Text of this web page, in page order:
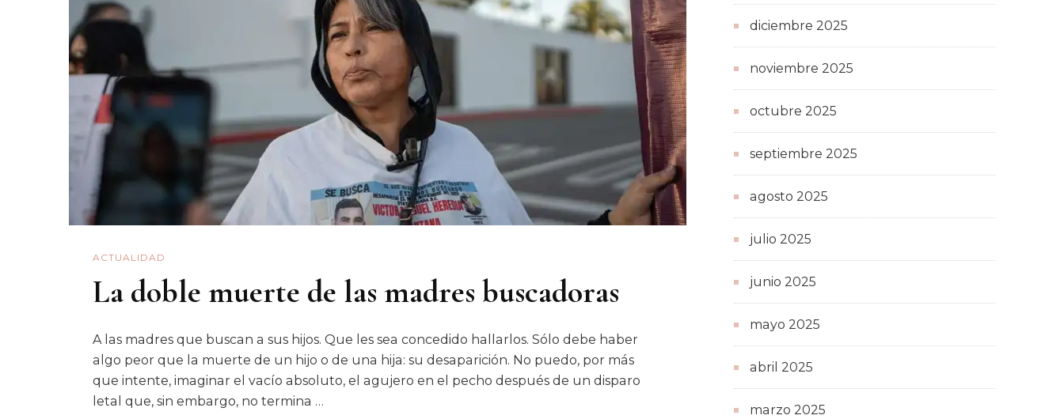
ACTUALIDAD
La doble muerte de las madres buscadoras
A las madres que buscan a sus hijos. Que les sea concedido hallarlos. Sólo debe haber
algo peor que la muerte de un hijo o de una hija: su desaparición. No puedo, por más
que intente, imaginar el vacío absoluto, el agujero en el pecho después de un disparo
letal que, sin embargo, no termina …
diciembre 2025
noviembre 2025
octubre 2025
septiembre 2025
agosto 2025
julio 2025
junio 2025
mayo 2025
abril 2025
marzo 2025